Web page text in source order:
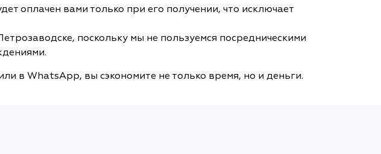
оплачен вами только при его получении, что исключает
поскольку мы не пользуемся посредническими
в WhatsApp, вы сэкономите не только время, но и деньги.